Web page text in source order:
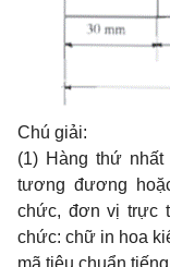
Chú giải:
(1) Hàng thứ
tương đương
chức, đơn vị trực
chức: chữ in hoa
mã tiêu chuẩn